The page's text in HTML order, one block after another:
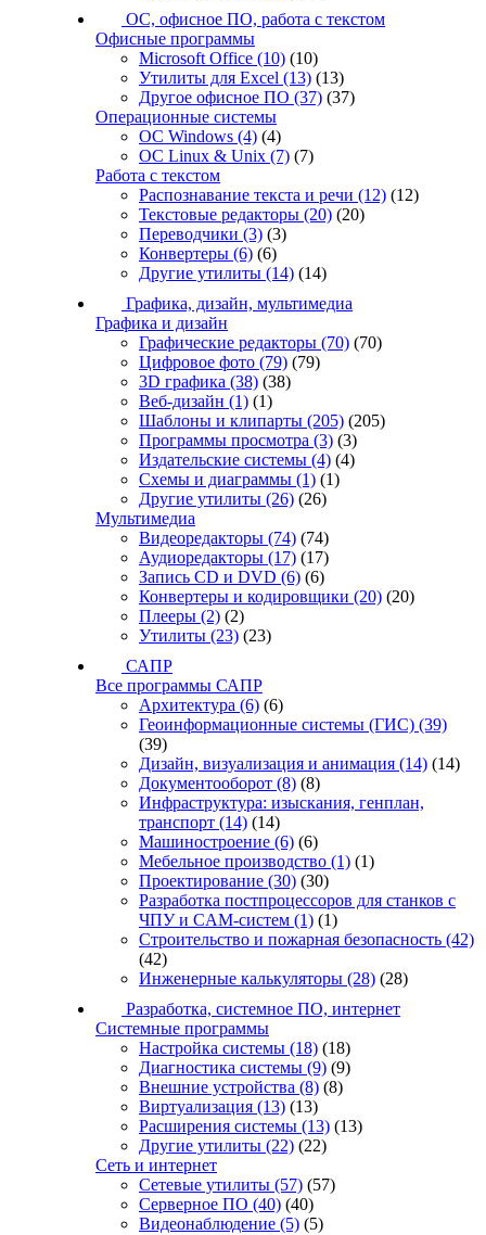
ОС, офисное ПО, работа с текстом
Офисные программы
Microsoft Office (10) (10)
Утилиты для Excel (13) (13)
Другое офисное ПО (37) (37)
Операционные системы
ОС Windows (4) (4)
ОС Linux & Unix (7) (7)
Работа с текстом
Распознавание текста и речи (12) (12)
Текстовые редакторы (20) (20)
Переводчики (3) (3)
Конвертеры (6) (6)
Другие утилиты (14) (14)
Графика, дизайн, мультимедиа
Графика и дизайн
Графические редакторы (70) (70)
Цифровое фото (79) (79)
3D графика (38) (38)
Веб-дизайн (1) (1)
Шаблоны и клипарты (205) (205)
Программы просмотра (3) (3)
Издательские системы (4) (4)
Схемы и диаграммы (1) (1)
Другие утилиты (26) (26)
Мультимедиа
Видеоредакторы (74) (74)
Аудиоредакторы (17) (17)
Запись CD и DVD (6) (6)
Конвертеры и кодировщики (20) (20)
Плееры (2) (2)
Утилиты (23) (23)
САПР
Все программы САПР
Архитектура (6) (6)
Геоинформационные системы (ГИС) (39)
(39)
Дизайн, визуализация и анимация (14) (14)
Документооборот (8) (8)
Инфраструктура: изыскания, генплан,
транспорт (14) (14)
Машиностроение (6) (6)
Мебельное производство (1) (1)
Проектирование (30) (30)
Разработка постпроцессоров для станков с
ЧПУ и CAM-систем (1) (1)
Строительство и пожарная безопасность (42)
(42)
Инженерные калькуляторы (28) (28)
Разработка, системное ПО, интернет
Системные программы
Настройка системы (18) (18)
Диагностика системы (9) (9)
Внешние устройства (8) (8)
Виртуализация (13) (13)
Расширения системы (13) (13)
Другие утилиты (22) (22)
Сеть и интернет
Сетевые утилиты (57) (57)
Серверное ПО (40) (40)
Видеонаблюдение (5) (5)